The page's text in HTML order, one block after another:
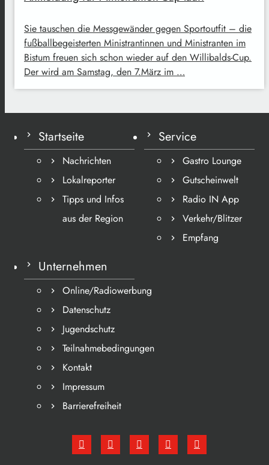
Sie tauschen die Messgewänder gegen Sportoutfit – die
fußballbegeisterten Ministrantinnen und Ministranten im
Bistum freuen sich schon wieder auf den Willibalds-Cup.
Der wird am Samstag, den 7.März im …
Startseite
Nachrichten
Lokalreporter
Tipps und Infos
aus der Region
Service
Gastro Lounge
Gutscheinwelt
Radio IN App
Verkehr/Blitzer
Empfang
Unternehmen
Online/Radiowerbung
Datenschutz
Jugendschutz
Teilnahmebedingungen
Kontakt
Impressum
Barrierefreiheit